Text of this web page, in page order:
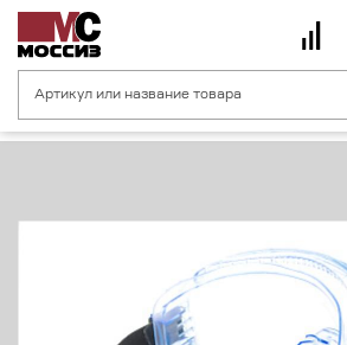
Главная страница Средства